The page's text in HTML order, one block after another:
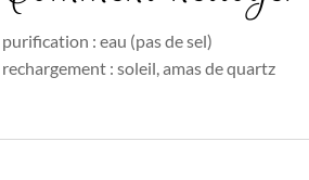
purification : eau (pas de sel)
rechargement : soleil, amas de quartz